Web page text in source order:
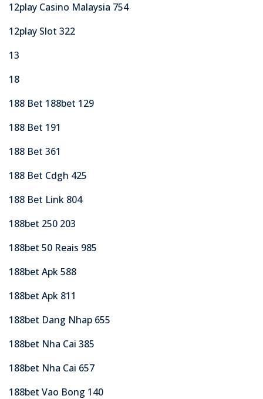
12play Casino Malaysia 754
12play Slot 322
13
18
188 Bet 188bet 129
188 Bet 191
188 Bet 361
188 Bet Cdgh 425
188 Bet Link 804
188bet 250 203
188bet 50 Reais 985
188bet Apk 588
188bet Apk 811
188bet Dang Nhap 655
188bet Nha Cai 385
188bet Nha Cai 657
188bet Vao Bong 140